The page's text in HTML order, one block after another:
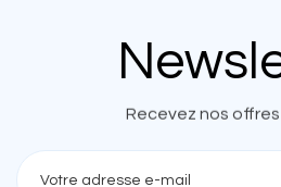
Recevez nos